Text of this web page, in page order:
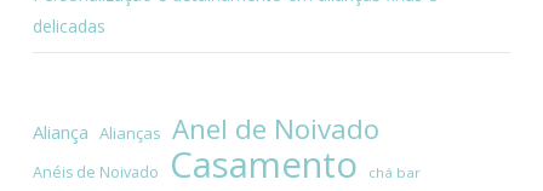
delicadas
Aliança Alianças Anel de Noivado
Anéis de Noivado Casamento chá bar